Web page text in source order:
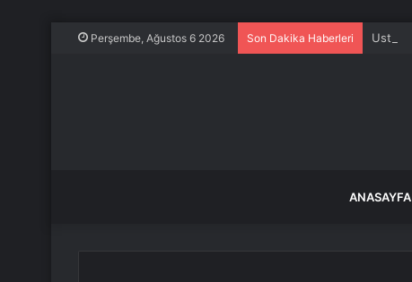
Perşembe, Ağustos 6 2026 Son Dakika Haberleri
ANASAYFA